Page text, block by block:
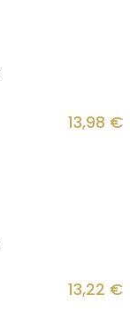
13,98 €
13,22 €